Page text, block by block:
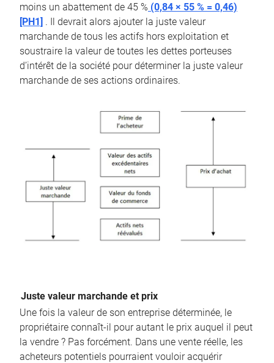
moins un abattement de 45 % (0,84 × 55 % = 0,46)
[PH1] . Il devrait alors ajouter la juste valeur
marchande de tous les actifs hors exploitation et
soustraire la valeur de toutes les dettes porteuses
d’intérêt de la société pour déterminer la juste valeur
marchande de ses actions ordinaires.
Juste valeur marchande et prix
Une fois la valeur de son entreprise déterminée, le
propriétaire connaît-il pour autant le prix auquel il peut
la vendre ? Pas forcément. Dans une vente réelle, les
acheteurs potentiels pourraient vouloir acquérir